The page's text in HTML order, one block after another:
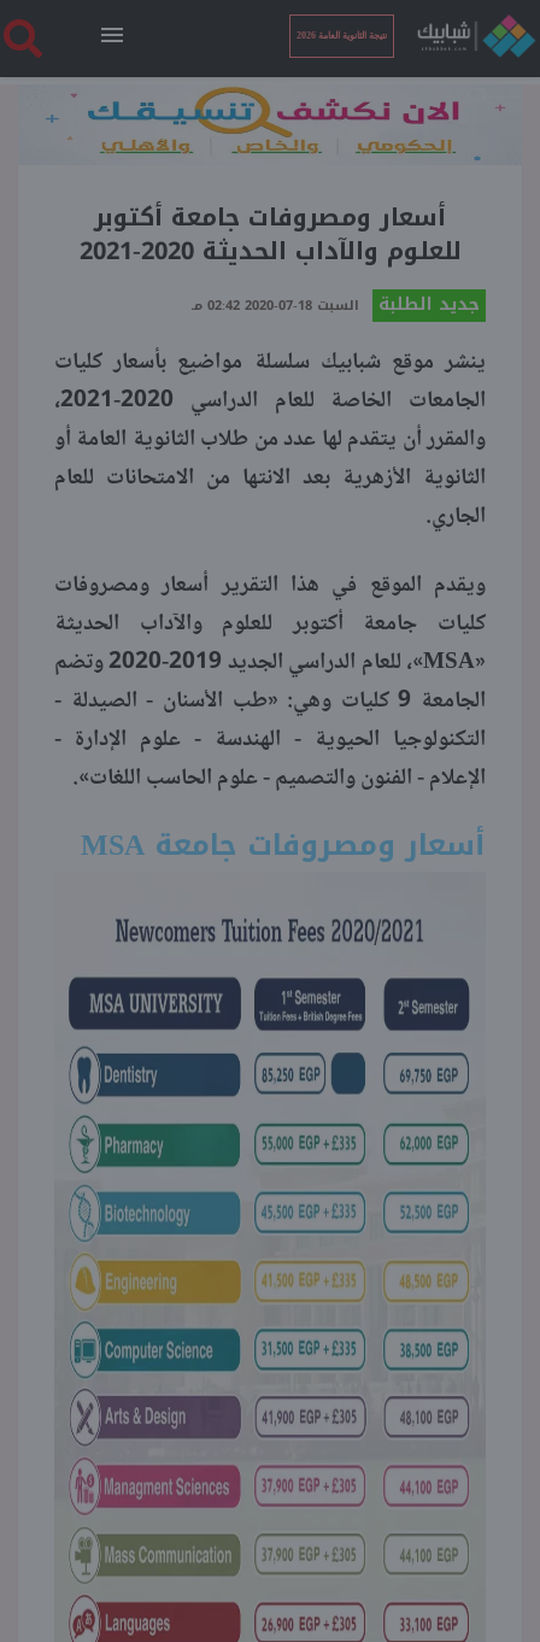
نتيجة الثانوية العامة 2026
الرئيسية
نتيجة الثانوية العامة 2026
فنجان قهوة
بوابة الطلبة
منوعات
أسعار ومصروفات جامعة أكتوبر
للعلوم والآداب الحديثة 2020-2021
جديد الطلبة السبت 18-07-2020 02:42 مـ
ينشر موقع شبابيك سلسلة مواضيع بأسعار كليات
الجامعات الخاصة للعام الدراسي 2020-2021،
والمقرر أن يتقدم لها عدد من طلاب الثانوية العامة أو
الثانوية الأزهرية بعد الانتها من الامتحانات للعام
الجاري.
ويقدم الموقع في هذا التقرير أسعار ومصروفات
كليات جامعة أكتوبر للعلوم والآداب الحديثة
«MSA»، للعام الدراسي الجديد 2019-2020 وتضم
الجامعة 9 كليات وهي: «طب الأسنان - الصيدلة -
التكنولوجيا الحيوية - الهندسة - علوم الإدارة -
الإعلام - الفنون والتصميم - علوم الحاسب اللغات».
أسعار ومصروفات جامعة MSA